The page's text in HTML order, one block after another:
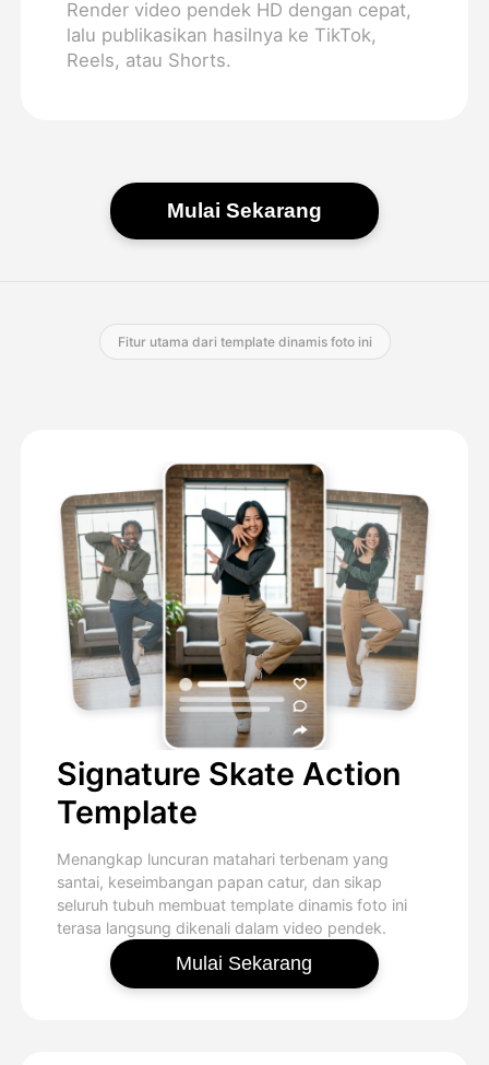
Render video pendek HD dengan cepat,
lalu publikasikan hasilnya ke TikTok,
Reels, atau Shorts.
Mulai Sekarang
Fitur utama dari template dinamis foto ini
Signature Skate Action
Template
Menangkap luncuran matahari terbenam yang
santai, keseimbangan papan catur, dan sikap
seluruh tubuh membuat template dinamis foto ini
terasa langsung dikenali dalam video pendek.
Mulai Sekarang